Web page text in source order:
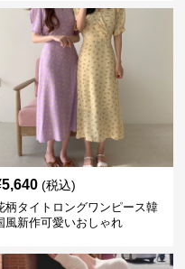
5,640 (税込)
柄タイトロングワンピース韓
風新作可愛いおしゃれ